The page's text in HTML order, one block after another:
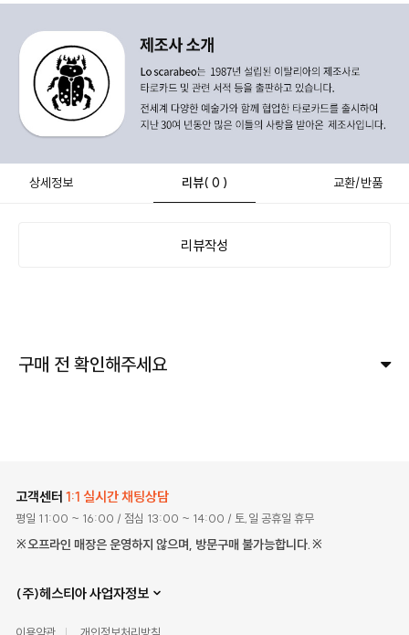
상세정보 리뷰( 0 ) 교환/반품
리뷰작성
구매 전 확인해주세요
고객센터 1:1 실시간 채팅상담
평일 11:00 ~ 16:00 / 점심 13:00 ~ 14:00 / 토,일 공휴일 휴무
※오프라인 매장은 운영하지 않으며, 방문구매 불가능합니다.※
(주)헤스티아 사업자정보
이용약관 개인정보처리방침